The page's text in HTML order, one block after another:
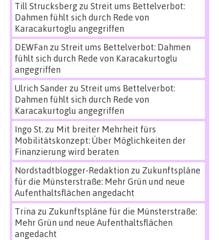
Till Strucksbergzu Streit ums Bettelverbot:
Dahmen fühlt sich durch Rede von
Karacakurtoglu angegriffen
DEWFan zu Streit ums Bettelverbot: Dahmen
fühlt sich durch Rede von Karacakurtoglu
angegriffen
Ulrich Sanderzu Streit ums Bettelverbot:
Dahmen fühlt sich durch Rede von
Karacakurtoglu angegriffen
Ingo St.zu Mit breiter Mehrheit fürs
Mobilitätskonzept: Über Möglichkeiten der
Finanzierung wird beraten
Nordstadtblogger-Redaktion zu Zukunftspläne
für die Münsterstraße: Mehr Grün und neue
Aufenthaltsflächen angedacht
Trina zu Zukunftspläne für die Münsterstraße:
Mehr Grün und neue Aufenthaltsflächen
angedacht